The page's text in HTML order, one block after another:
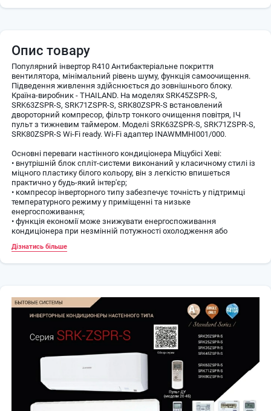
Опис товару
Популярний інвертор R410 Антибактеріальне покриття
вентилятора, мінімальний рівень шуму, функція самоочищення.
Підведення живлення здійснюється до зовнішнього блоку.
Країна-виробник - THAILAND. На моделях SRK45ZSPR-S,
SRK63ZSPR-S, SRK71ZSPR-S, SRK80ZSPR-S встановлений
двороторний компресор, фільтр тонкого очищення повітря, ІЧ
пульт з тижневим таймером. Моделі SRK63ZSPR-S, SRK71ZSPR-S,
SRK80ZSPR-S Wi-Fi ready. Wi-Fi адаптер INAWMMHI001/000.
Основні переваги настінного кондиціонера Міцубісі Хеві:
• внутрішній блок спліт-системи виконаний у класичному стилі із
міцного пластику білого кольору, він з легкістю впишеться
практично у будь-який інтер'єр;
• компресор інверторного типу забезпечує точність у підтримці
температурного режиму у приміщенні та низьке
енергоспоживання;
• функція економії може знижувати енергоспоживання
кондиціонера при незмінній потужності охолодження або
• для більш рівномірного та широкого розподілу повітряного
неприємних запахів;
• для швидкого досягнення бажаної температури у приміщенні
існує функція "Hi Power", яка підвищує продуктивність до
максимальних показників та працює протягом 15 хвилин;
• можна автоматично налаштовувати кондиціонер на включення
до вашого приходу, щоб ви могли відразу насолодитися
сприятливими умовами для повернення додому;
• кондиціонер може стабільно працювати в режимі обігріву при
вуличній температурі до – 15 ⁰С;
• функція самодіагностики за допомогою коду виводить
інформацію про несправність кондиціонера;
• у комплекті постачання є бездротовий пульт керування.
Дізнатись більше